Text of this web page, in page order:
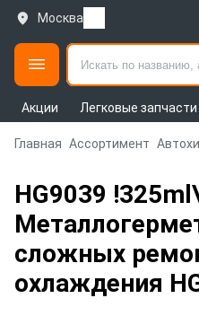
Москва
Акции Легковые запчасти
Главная Ассортимент
HG9039
сложных
охлаждения